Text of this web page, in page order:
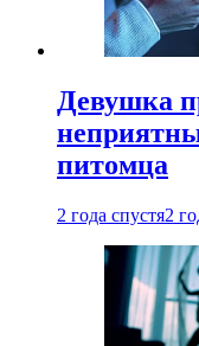
Девушка
питомца
2 года спустя2